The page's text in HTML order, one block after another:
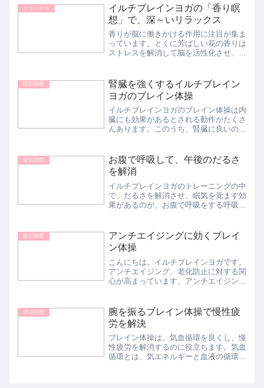
います。感情を大別すると、ポジティブ
なものとネガティブなもの...
リラックス
イルチブレインヨガの「香り瞑
想」で、深～いリラックス
香りが脳に働きかける作用に注目が集ま
っています。とくに芳ばしい花の香りは
ストレスを解消して脳を活性化させ、ア
「香り瞑想」を紹介します。私たちの脳
の中で、香りを感じるのは「...
疲労回復
腎臓を強くするイルチブレイン
ヨガのブレイン体操
イルチブレインヨガのブレイン体操は内
臓にも効果があるとされる動作がたくさ
んあります。このうち、腎臓に良いの
臓に異常があるとお腹が出てきて、ふく
らはぎがむくみ、体が重くな...
疲労回復
お腹で呼吸して、午後のだるさ
を解消
イルチブレインヨガのトレーニングの中
で、だるさを解消させ、眠気を覚ます効
果があるのが、お腹で呼吸をする呼吸
らく止めた後、ゆっくり吐き出します。
お腹が風船のように膨らむ...
疲労回復
アンチエイジングに効くブレイ
ン体操
こんにちは。イルチブレインヨガです。
アンチエイジング、老化防止に対する関
心が高まっています。アンチエイジング
らかくすることがポイントです。前屈が
よくできる人は内臓の働き...
疲労回復
腕を振るブレイン体操で慢性疲
労を解決
ブレイン体操は、気血循環を良くし、慢
性疲労を解消するのに役立ちます。気血
循環とは、気エネルギーと血液の循環の